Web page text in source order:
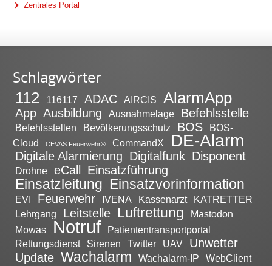
Zentrales Portal
Schlagwörter
112 116117 ADAC AIRCIS AlarmApp
App Ausbildung Ausnahmelage Befehlsstelle
Befehlsstellen Bevölkerungsschutz BOS
BOS-
Cloud
CEVAS Feuerwehr® CommandX DE-Alarm
Digitale Alarmierung Digitalfunk Disponent
Drohne eCall Einsatzführung
Einsatzleitung Einsatzvorinformation
EVI Feuerwehr IVENA Kassenarzt
KATRETTER
Lehrgang
Leitstelle Luftrettung
Mastodon
Mowas
Notruf
Patiententransportportal
Rettungsdienst
Sirenen Twitter UAV
Unwetter
Update Wachalarm Wachalarm-IP WebClient